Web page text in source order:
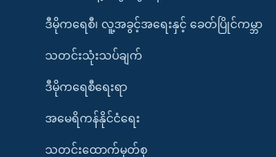
ဒီမိုကရေစီ၊ လူ့အခွင့်အရေးနှင့် ခေတ်ပြိုင်ကမ္ဘာ
သတင်းသုံးသပ်ချက်
ဒီမိုကရေစီရေးရာ
အမေရိကန်နိုင်ငံရေး
သတင်းထောက်မှတ်စု